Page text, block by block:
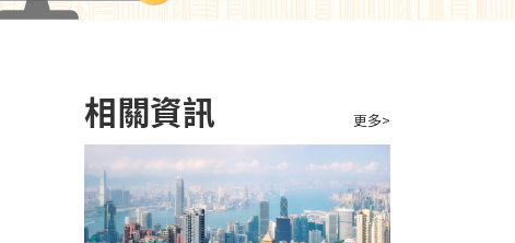
相關資訊 更多>